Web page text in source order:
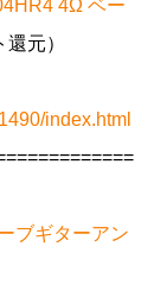
4Ω ベー
元）
index.html
ブギターアン